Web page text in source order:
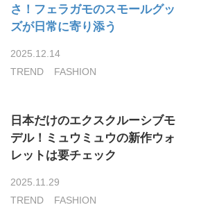
さ！フェラガモのスモールグッ
ズが日常に寄り添う
2025.12.14
TREND
FASHION
日本だけのエクスクルーシブモ
デル！ミュウミュウの新作ウォ
レットは要チェック
2025.11.29
TREND
FASHION